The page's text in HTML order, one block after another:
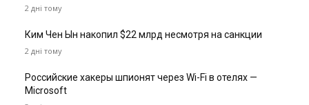
2 дні тому
Ким Чен Ын накопил $22 млрд несмотря на санкции
2 дні тому
Российские хакеры шпионят через Wi-Fi в отелях —
Microsoft